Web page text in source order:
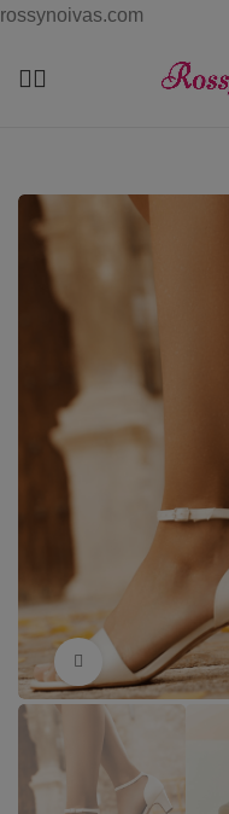
rossynoivas.com
Click to enlarge